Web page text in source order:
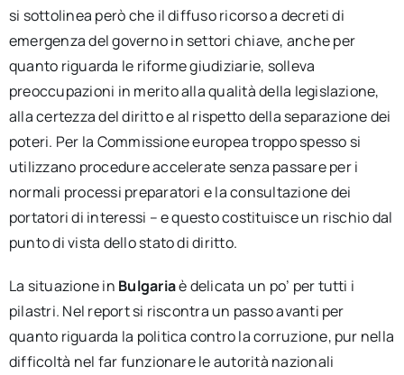
si sottolinea però che il diffuso ricorso a decreti di
emergenza del governo in settori chiave, anche per
quanto riguarda le riforme giudiziarie, solleva
preoccupazioni in merito alla qualità della legislazione,
alla certezza del diritto e al rispetto della separazione dei
poteri. Per la Commissione europea troppo spesso si
utilizzano procedure accelerate senza passare per i
normali processi preparatori e la consultazione dei
portatori di interessi – e questo costituisce un rischio dal
punto di vista dello stato di diritto.
La situazione in Bulgariaè delicata un po’ per tutti i
pilastri. Nel report si riscontra un passo avanti per
quanto riguarda la politica contro la corruzione, pur nella
difficoltà nel far funzionare le autorità nazionali